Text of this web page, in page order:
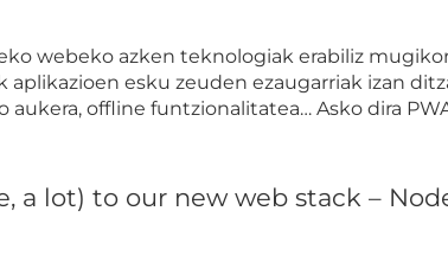
webeko azken teknologiak erabiliz
esku zeuden ezaugarriak izan
aukera, offline funtzionalitatea… Asko dira
lot) to our new web stack –